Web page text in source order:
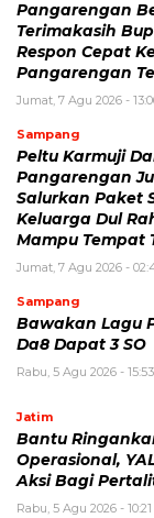
Pangarengan
Terimakasih
Respon Cepat
Pangarengan
Jumat, 7 Agu 2026 -
Sampang
Peltu Karmuji
Pangarengan
Salurkan Paket
Keluarga Dul
Mampu Tempat
Jumat, 7 Agu 2026 -
Sampang
Bawakan Lagu
Da8 Dapat 3 SO
Rabu, 5 Agu 2026 -
Jatim
Bantu
Operasional,
Aksi Bagi
Rabu, 5 Agu 2026 -